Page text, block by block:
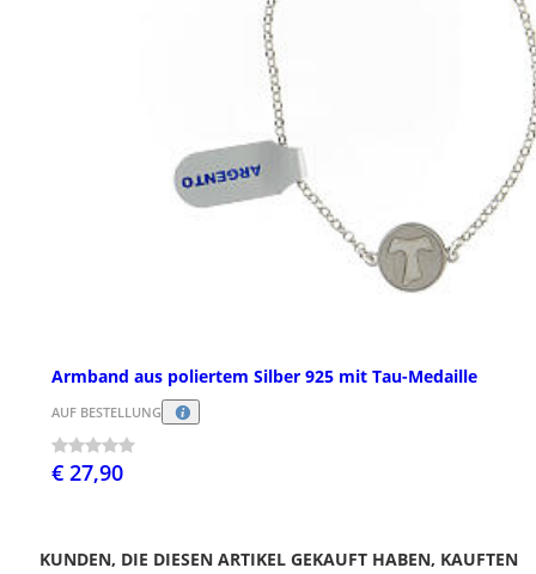
Armband aus poliertem Silber 925 mit Tau-Medaille
AUF BESTELLUNG
€ 27,90
KUNDEN, DIE DIESEN ARTIKEL GEKAUFT HABEN, KAUFTEN